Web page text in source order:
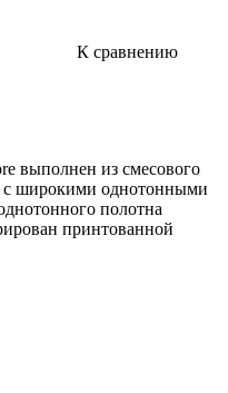
К сравнению
выполнен из смесового
с широкими однотонными
полотна
принтованной